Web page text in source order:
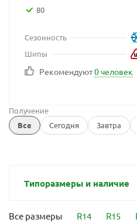
80
Сезонность
Шипы
Рекомендуют0 человек
Получение
Все
Сегодня Завтра
Типоразмеры и наличие
Все размеры R14 R15